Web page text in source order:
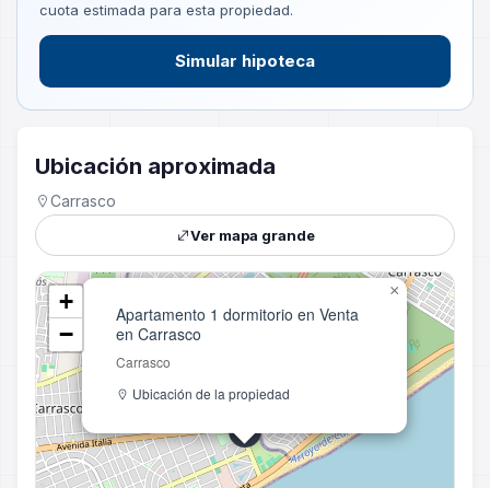
cuota estimada para esta propiedad.
Simular hipoteca
Ubicación aproximada
Carrasco
Ver mapa grande
Apartamento 1 dormitorio en Venta
en Carrasco
Carrasco
Ubicación de la propiedad
×
+
−